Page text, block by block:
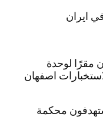
ایران
مقرًا لوحدة
اصفهان
محكمة